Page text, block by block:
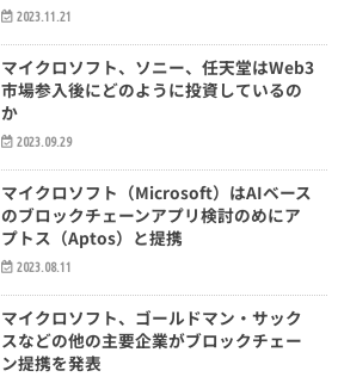
2023.11.21
マイクロソフト、ソニー、任天堂はWeb3
市場参入後にどのように投資しているの
か
2023.09.29
マイクロソフト（Microsoft）はAIベース
のブロックチェーンアプリ検討のめにア
プトス（Aptos）と提携
2023.08.11
マイクロソフト、ゴールドマン・サック
スなどの他の主要企業がブロックチェー
ン提携を発表